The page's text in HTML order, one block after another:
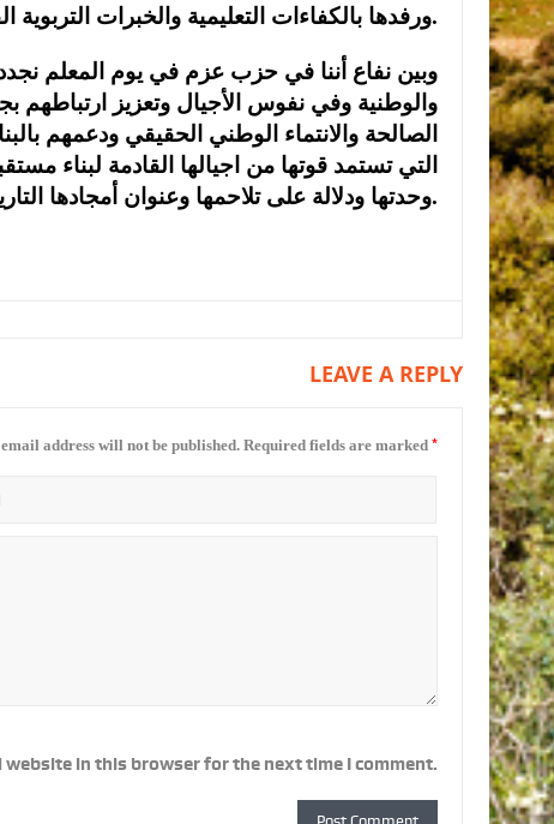
ورفدها بالكفاءات التعليمية والخبرات التربوية القادرة على التميز والإبداع.
وبين نفاع أننا في حزب عزم في يوم المعلم نجدد
والوطنية وفي نفوس الأجيال وتعزيز ارتباطهم
الصالحة والانتماء الوطني الحقيقي ودعمهم
التي تستمد قوتها من اجيالها القادمة لبناء
وحدتها ودلالة على تلاحمها وعنوان أمجادها التاريخية.
LEAVE A REPLY
address will not be published. Required fields are marked *
website in this browser for the next time I comment.